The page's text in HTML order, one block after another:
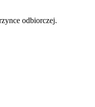
odbiorczej.